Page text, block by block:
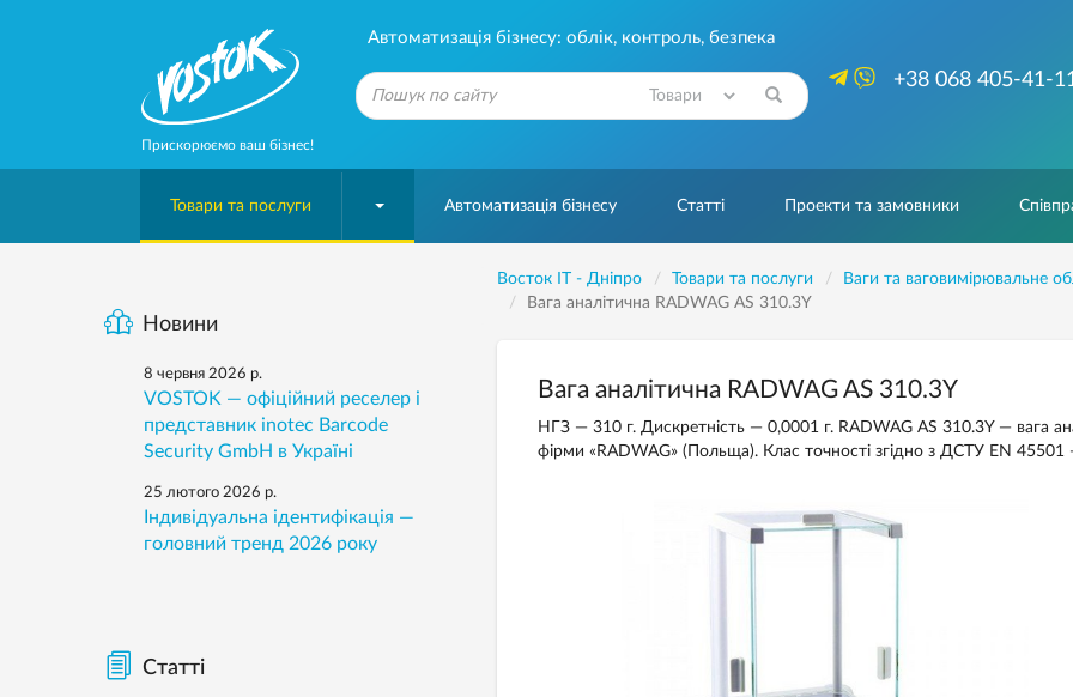
Прискорюємо ваш бізнес!
Автоматизація бізнесу: облік, контроль, безпека
+38 068 405-41-
Товари та послуги Автоматизація бізнесу Статті Проекти та замовники
Восток IT - Дніпро Товари та послуги Ваги та ваговимірювальне
Вага аналітична RADWAG AS 310.3Y
Вага аналітична RADWAG AS 310.3Y
НГЗ — 310 г. Дискретність — 0,0001 г. RADWAG AS 310.3Y — вага
фірми «RADWAG» (Польща). Клас точності згідно з ДСТУ EN 45501
Новини
8 червня 2026 р.
VOSTOK — офіційний реселер і
представник inotec Barcode
Security GmbH в Україні
25 лютого 2026 р.
Індивідуальна ідентифікація —
головний тренд 2026 року
Статті